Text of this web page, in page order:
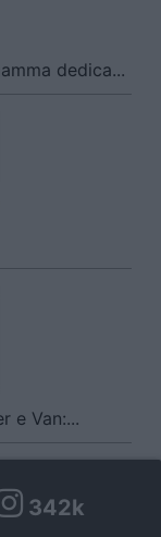
dedica...
e Van:...
342k